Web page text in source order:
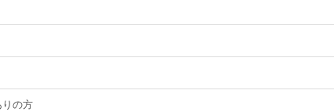
りの方